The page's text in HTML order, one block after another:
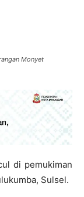
Monyet
di pemukiman
Sulsel.